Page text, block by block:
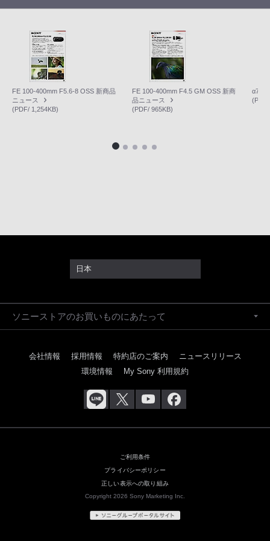
FE 100-400mm F5.6-8 OSS 新商品
ニュース
(PDF/ 1,254KB)
FE 100-400mm F4.5 GM OSS 新商
品ニュース
(PDF/ 965KB)
α7R
日本
ソニーストアのお買いものにあたって
会社情報 採用情報 特約店のご案内
ニュースリリース
環境情報
My Sony 利用規約
ご利用条件
プライバシーポリシー
正しい表示への取り組み
Copyright 2026 Sony Marketing Inc.